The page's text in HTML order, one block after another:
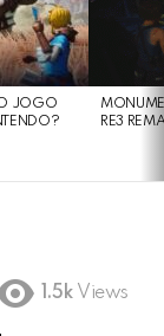
JOGO
RE3
1.5k Views